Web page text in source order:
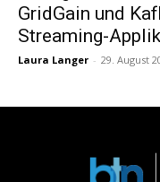
GridGain und
Streaming-
Laura Langer - 29. August